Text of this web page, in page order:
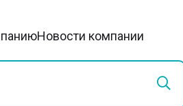
Новости компании